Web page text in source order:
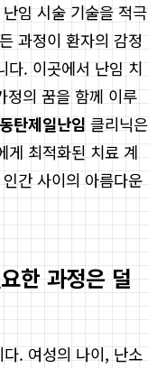
임 시술 기술을 적극
과정이 환자의 감정
다. 이곳에서 난임 치
정의 꿈을 함께 이루
동탄제일난임 클리닉은
게 최적화된 치료 계
간 사이의 아름다운
한 과정은 덜
. 여성의 나이, 난소